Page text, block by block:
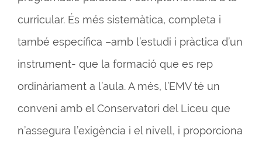
curricular. És més sistemàtica, completa i
també específica –amb l’estudi i pràctica d’un
instrument- que la formació que es rep
ordinàriament a l’aula. A més, l’EMV té un
conveni amb el Conservatori del Liceu que
n’assegura l’exigència i el nivell, i proporciona